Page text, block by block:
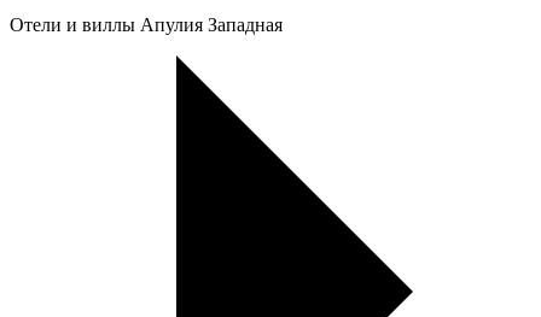
Oтели и виллы Апулия Западная